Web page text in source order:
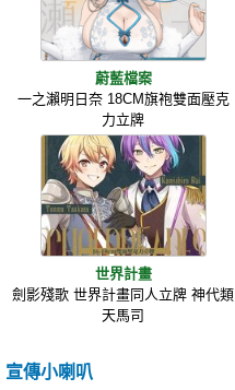
蔚藍檔案
一之瀨明日奈 18CM旗袍雙面壓克
力立牌
世界計畫
劍影殘歌 世界計畫同人立牌 神代類
天馬司
宣傳小喇叭